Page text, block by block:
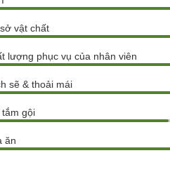
vật chất
lượng phục vụ của nhân viên
sẽ & thoải mái
tắm gội
ăn